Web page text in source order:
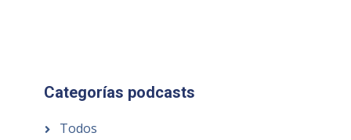
Categorías podcasts
Todos